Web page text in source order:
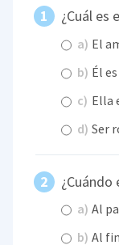
¿Cuál es
a) El
b) Él
c) Ella
d) Ser
a) Al
b) Al